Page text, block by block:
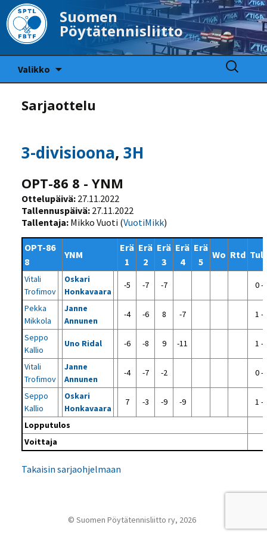
Suomen
Pöytätennisliitto
Valikko
Haku:
Sarjaottelu
3-divisioona,3H
OPT-86 8 - YNM
Ottelupäivä: 27.11.2022
Tallennuspäivä: 27.11.2022
Tallentaja: Mikko Vuoti (VuotiMikk)
OPT-86
8
YNM
Erä
1
Erä
2
Erä
3
Erä
4
Erä
5
Wo Rtd
Vitali
Trofimov
Oskari
Honkavaara
-5 -7 -7 0 -
Pekka
Mikkola
Janne
Annunen
-4 -6 8 -7 1 -
Seppo
Kallio
Uno Ridal -6 -8 9 -11 1 -
Vitali
Trofimov
Janne
Annunen
-4 -7 -2 0 -
Seppo
Kallio
Oskari
Honkavaara
7 -3 -9 -9 1 -
Lopputulos
Voittaja
Takaisin sarjaohjelmaan
© Suomen Pöytätennisliitto ry, 2026